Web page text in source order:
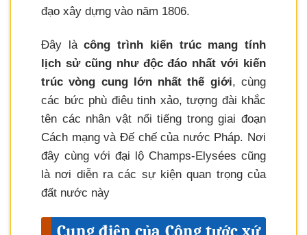
đạo xây dựng vào năm 1806.
Đây làcông trình kiến trúc mang tính
lịch sử cũng như độc đáo nhất với kiến
trúc vòng cung lớn nhất thế giới, cùng
các bức phù điêu tinh xảo, tượng đài khắc
tên các nhân vật nổi tiếng trong giai đoạn
Cách mạng và Đế chế của nước Pháp. Nơi
đây cùng với đại lộ Champs-Elysées cũng
là nơi diễn ra các sự kiện quan trọng của
đất nước này
Cung điện của Công tước xứ